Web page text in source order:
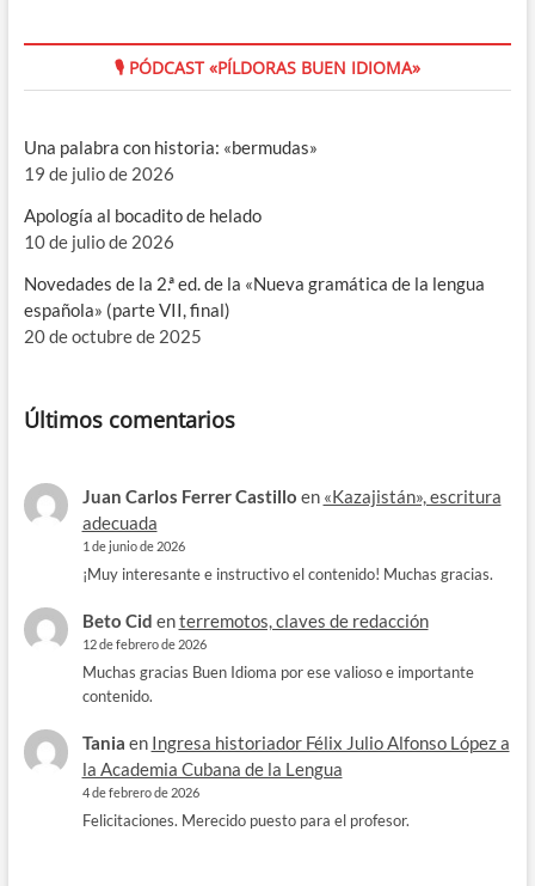
🎙 PÓDCAST «PÍLDORAS BUEN IDIOMA»
Una palabra con historia: «bermudas»
19 de julio de 2026
Apología al bocadito de helado
10 de julio de 2026
Novedades de la 2.ª ed. de la «Nueva gramática de la lengua
española» (parte VII, final)
20 de octubre de 2025
Últimos comentarios
Juan Carlos Ferrer Castillo en «Kazajistán», escritura
adecuada
1 de junio de 2026
¡Muy interesante e instructivo el contenido! Muchas gracias.
Beto Cid enterremotos, claves de redacción
12 de febrero de 2026
Muchas gracias Buen Idioma por ese valioso e importante
contenido.
Tania en Ingresa historiador Félix Julio Alfonso López a
la Academia Cubana de la Lengua
4 de febrero de 2026
Felicitaciones. Merecido puesto para el profesor.